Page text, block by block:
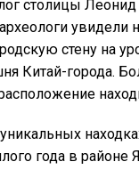
столицы
стену на
Китай-города.
года в